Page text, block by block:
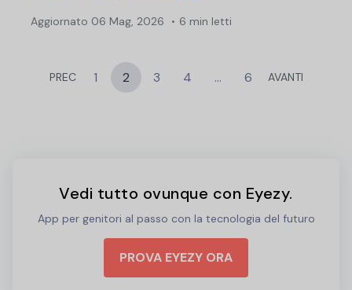
Aggiornato 06 Mag, 2026 6 min letti
PREC 1 2 3 4 … 6 AVANTI
Vedi tutto ovunque con Eyezy.
App per genitori al passo con la tecnologia del futuro
PROVA EYEZY ORA